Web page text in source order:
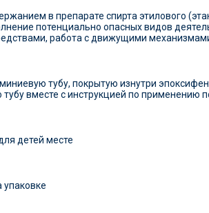
в препарате спирта этилового
потенциально опасных видов
работа с движущими
тубу, покрытую изнутри
вместе с инструкцией по применению
детей месте
упаковке